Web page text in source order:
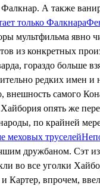
А также
только Фалкнара
мультфильма явно
из конкретных
гораздо больше
редких имен
внешность самого
опять же
по крайней
меховых труселей
дружбаном. Сэт
во все уголки
впрочем,